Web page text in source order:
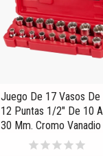
Juego De 17 Vasos De
12 Puntas 1/2" De 10 A
30 Mm. Cromo Vanadio
starstarstarstarstar